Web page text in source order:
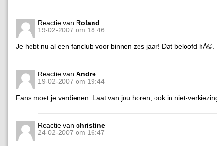
Reactie van Roland
19-02-2007 om 18:46
Je hebt nu al een fanclub voor binnen zes jaar! Dat beloofd hÃ©.
Reactie van Andre
19-02-2007 om 19:44
Fans moet je verdienen. Laat van jou horen, ook in niet-
Reactie van christine
24-02-2007 om 16:47